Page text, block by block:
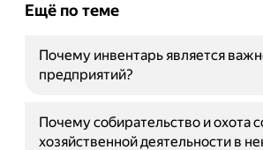
Ещё по теме
Почему инвентарь является
предприятий?
Почему собирательство и охота
хозяйственной деятельности в